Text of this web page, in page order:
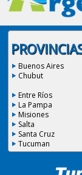
Buenos Aires
Chubut
Entre Ríos
La Pampa
Misiones
Salta
Santa Cruz
Tucuman